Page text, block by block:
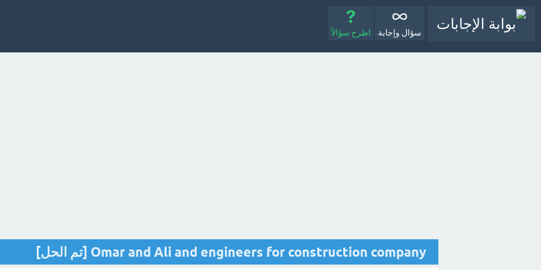
سؤال وإجابة اطرح سؤالاً
Omar and Ali and engineers for construction company [تم الحل]